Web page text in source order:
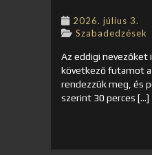
2026. július 3.
Szabadedzések
Az eddigi nevezőket
következő futamot a
rendezzük meg, és
szerint 30 perces […]